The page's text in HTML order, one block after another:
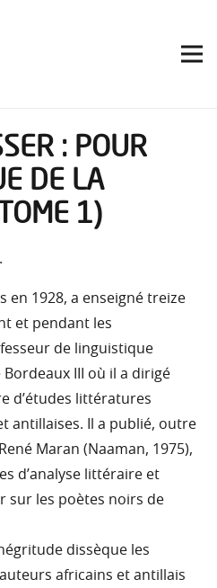
: POUR
DE LA
1)
en 1928, a enseigné treize
et pendant les
de linguistique
Bordeaux III où il a dirigé
d’études littératures
antillaises. Il a publié, outre
Maran (Naaman, 1975),
d’analyse littéraire et
sur les poètes noirs de
dissèque les
africains et antillais